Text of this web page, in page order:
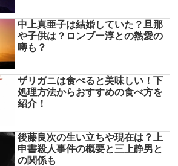
中上真亜子は結婚していた？旦那
や子供は？ロンブー淳との熱愛の
噂も？
ザリガニは食べると美味しい！下
処理方法からおすすめの食べ方を
紹介！
後藤良次の生い立ちや現在は？上
申書殺人事件の概要と三上静男と
の関係も